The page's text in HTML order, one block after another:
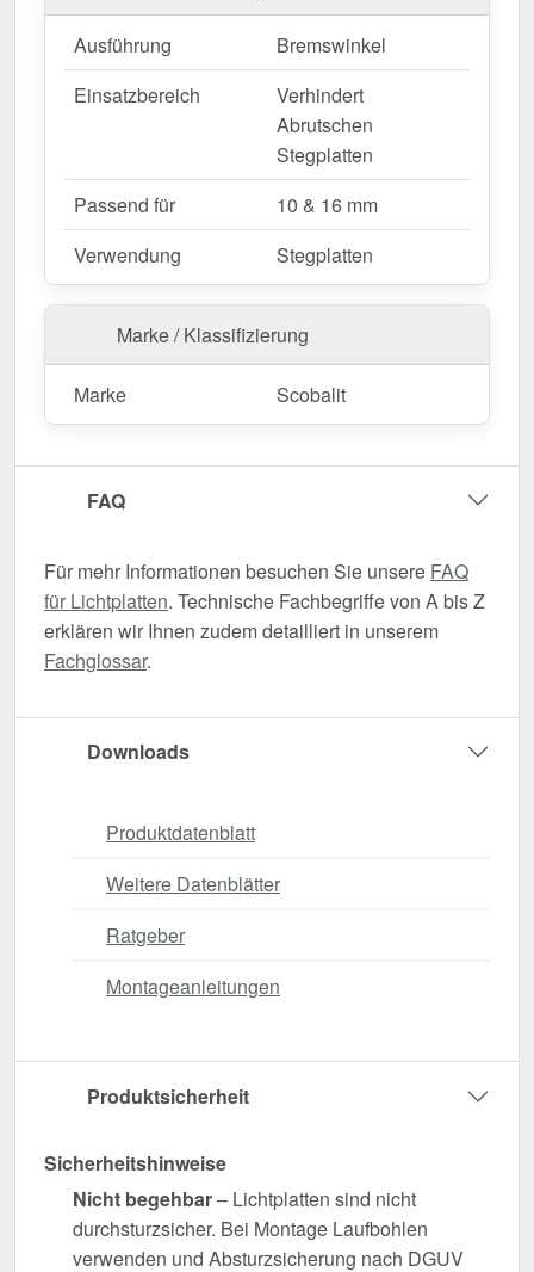
Ausführung
Bremswinkel
Einsatzbereich
Verhindert
Abrutschen
Stegplatten
Passend für
10 & 16 mm
Verwendung
Stegplatten
Marke / Klassifizierung
Marke Scobalit
FAQ
Für mehr Informationen besuchen Sie unsere FAQ
für Lichtplatten. Technische Fachbegriffe von A bis Z
erklären wir Ihnen zudem detailliert in unserem
Fachglossar.
Downloads
Produktdatenblatt
Weitere Datenblätter
Ratgeber
Montageanleitungen
Produktsicherheit
Sicherheitshinweise
Nicht begehbar– Lichtplatten sind nicht
durchsturzsicher. Bei Montage Laufbohlen
verwenden und Absturzsicherung nach DGUV